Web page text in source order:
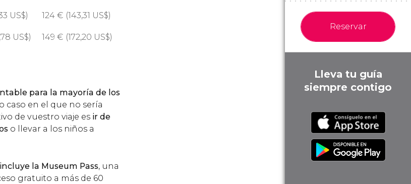
US$) 124 € (143,31 US$)
US$) 149 € (172,20 US$)
para la mayoría de los
caso en el que no sería
de vuestro viaje es ir de
o llevar a los niños a
incluye la Museum Pass, una
gratuito a más de 60
Reservar
Lleva tu guía
siempre contigo